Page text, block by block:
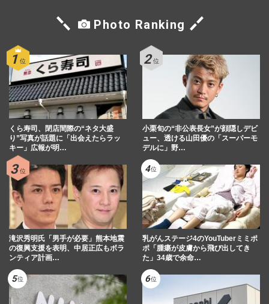
Photo Ranking
くら寿司、閉店間際の“ネタ大盛
り”写真が話題に「出会えたらラッ
キー」広報が明…
小栗旬の“非公表長女”が顔隠しデビ
ュー、透ける山田優の「スーパーモ
デルに」野…
滝沢秀明氏「男手が必要」熊本地震
の復興支援を表明、中居正広もボラ
ンティア計画…
乳がんステージ4のYouTuberミミポ
ポ「腫瘍が皮膚から飛び出してき
た」34歳で余命…